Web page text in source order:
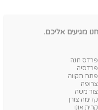
מגיעים אליכם.
פרדס חנה
פרדסיה
פתח תקווה
צרופה
צור משה
קדימה צורן
קרית אונו